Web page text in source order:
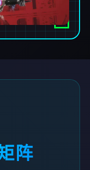
阵